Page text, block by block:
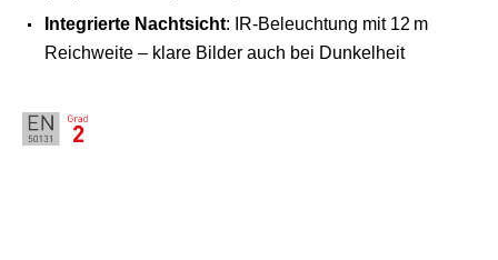
Integrierte Nachtsicht: IR-Beleuchtung mit 12 m
Reichweite – klare Bilder auch bei Dunkelheit